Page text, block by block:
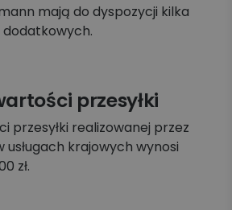
mają do dyspozycji kilka
dodatkowych.
przesyłki
przesyłki realizowanej przez
usługach krajowych wynosi
zł.